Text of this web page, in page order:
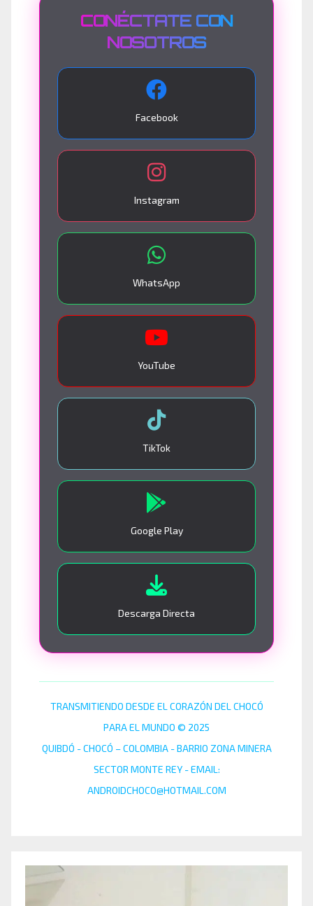
CONÉCTATE CON
NOSOTROS
Facebook
Instagram
WhatsApp
YouTube
TikTok
Google Play
Descarga Directa
TRANSMITIENDO DESDE EL CORAZÓN DEL CHOCÓ
PARA EL MUNDO © 2025
QUIBDÓ - CHOCÓ – COLOMBIA - BARRIO ZONA MINERA
SECTOR MONTE REY - EMAIL:
ANDROIDCHOCO@HOTMAIL.COM